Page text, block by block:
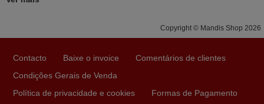
como usar o comando sem usar por marca mas
tinha explicado como funcionar. Apenas diziam que
tinham comandos universais mas podiam não funcionar.
Copyright © Mandis Shop 2026
Contacto Baixe o invoice
Comentários de clientes
Condições Gerais de Venda
Política de privacidade e cookies
Formas de Pagamento